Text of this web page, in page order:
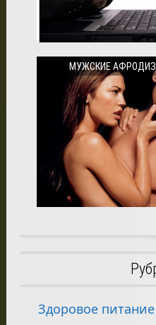
МУЖСКИЕ
Здоровое питание